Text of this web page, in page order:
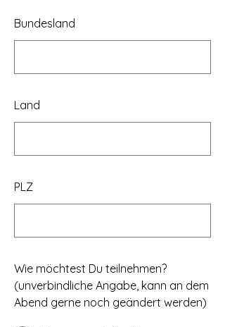
Bundesland
Land
PLZ
Wie möchtest Du teilnehmen?
(unverbindliche Angabe, kann an dem
Abend gerne noch geändert werden)